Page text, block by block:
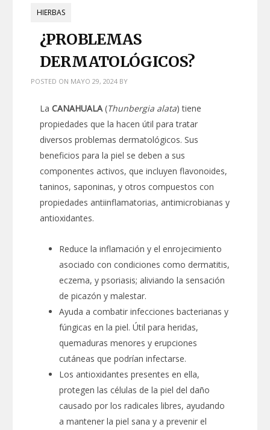
HIERBAS
¿PROBLEMAS
DERMATOLÓGICOS?
POSTED ON MAYO 29, 2024 BY
La CANAHUALA (Thunbergia alata) tiene
propiedades que la hacen útil para tratar
diversos problemas dermatológicos. Sus
beneficios para la piel se deben a sus
componentes activos, que incluyen flavonoides,
taninos, saponinas, y otros compuestos con
propiedades antiinflamatorias, antimicrobianas y
antioxidantes.
Reduce la inflamación y el enrojecimiento
asociado con condiciones como dermatitis,
eczema, y psoriasis; aliviando la sensación
de picazón y malestar.
Ayuda a combatir infecciones bacterianas y
fúngicas en la piel. Útil para heridas,
quemaduras menores y erupciones
cutáneas que podrían infectarse.
Los antioxidantes presentes en ella,
protegen las células de la piel del daño
causado por los radicales libres, ayudando
a mantener la piel sana y a prevenir el